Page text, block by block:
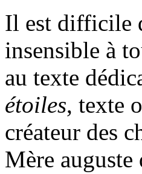
Il est difficile
insensible à
au texte
étoiles, texte
créateur des
Mère auguste